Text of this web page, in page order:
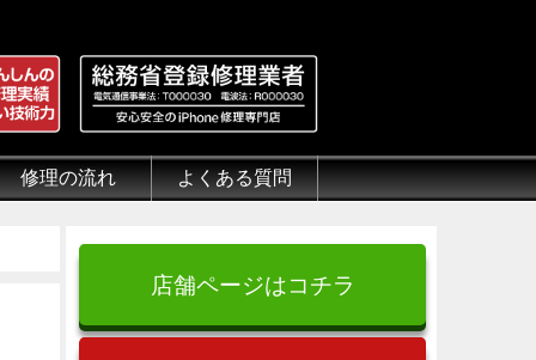
修理の流れ よくある質問
店舗ページはコチラ